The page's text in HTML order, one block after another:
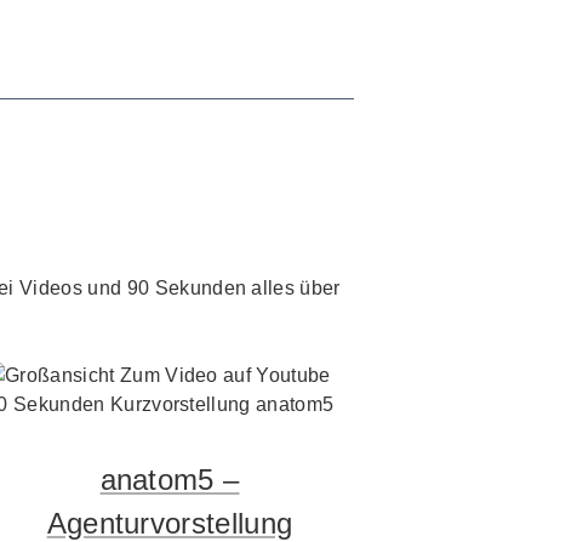
Videos und 90 Sekunden alles über
anatom5 –
Agenturvorstellung